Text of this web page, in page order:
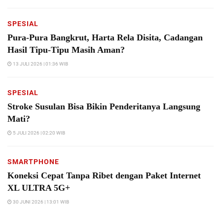
SPESIAL
Pura-Pura Bangkrut, Harta Rela Disita, Cadangan
Hasil Tipu-Tipu Masih Aman?
13 JULI 2026 | 01:36 WIB
SPESIAL
Stroke Susulan Bisa Bikin Penderitanya Langsung
Mati?
5 JULI 2026 | 02:20 WIB
SMARTPHONE
Koneksi Cepat Tanpa Ribet dengan Paket Internet
XL ULTRA 5G+
30 JUNI 2026 | 13:01 WIB